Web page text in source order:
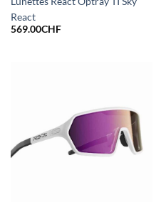
React
569.00CHF